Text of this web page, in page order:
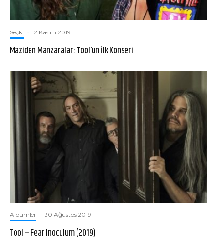
Seçki · 12 Kasım 2019
Maziden Manzaralar: Tool’un İlk Konseri
Albümler · 30 Ağustos 2019
Tool – Fear Inoculum (2019)